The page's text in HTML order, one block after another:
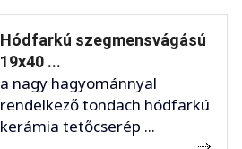
Hódfarkú szegmensvágású
19x40 ...
a nagy hagyománnyal
rendelkező tondach hódfarkú
kerámia tetőcserép ...